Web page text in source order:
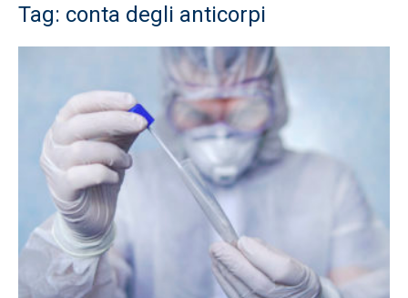
Tag: conta degli anticorpi